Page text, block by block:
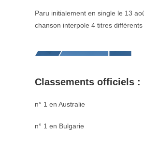
Paru initialement en single le 13
chanson interpole 4 titres différents
Classements officiels :
n° 1 en Australie
n° 1 en Bulgarie